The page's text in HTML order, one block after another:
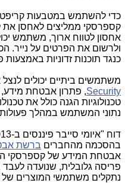
כדי להשתמש במטבעות
קספרסקי ממליצים לאחסן את
אחסון לטווח ארוך, משתמש
ולרשום את הפרטים על נייר.
כנגד תוכנות זדוניות
משתמשים ביתיים יכולים לנצל
Security, פתרון אבטחת
טכנולוגיות הגנה כולל את
נתוני המשתמש במהלך פעולות
בהסכמה מהחברים ברשת
אבטחת המידע של קספרסקי
פריסה גלובלית, שנועדה לעבד
נתקלים משתמשי המוצרים